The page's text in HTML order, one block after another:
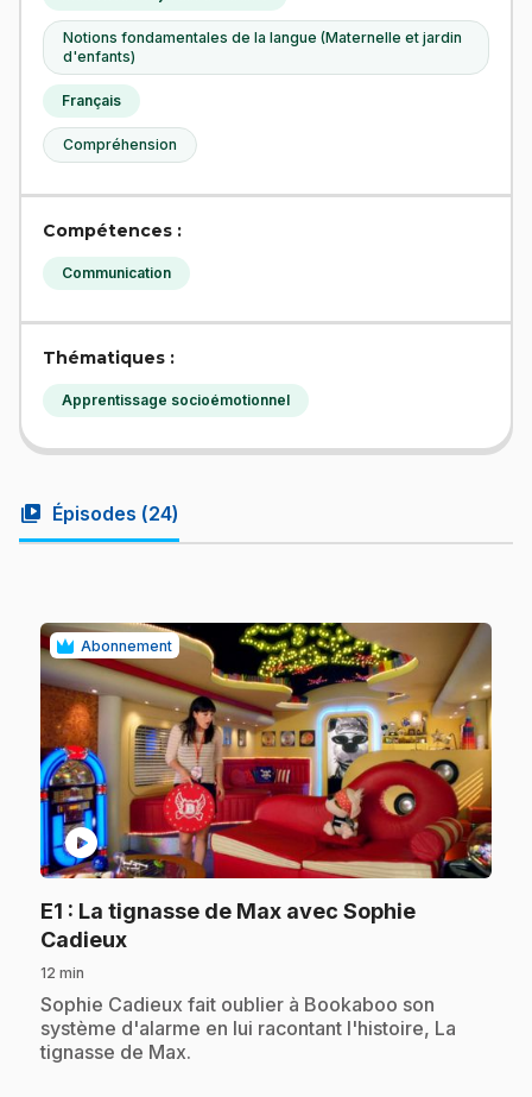
Notions fondamentales de la langue (Maternelle et jardin
d'enfants)
Français
Compréhension
Compétences :
Communication
Thématiques :
Apprentissage socioémotionnel
video_library Épisodes (24)
Abonnement
play_circle
E1 : La tignasse de Max avec Sophie
Cadieux.
12 min
.Sophie Cadieux fait oublier à Bookaboo son
système d'alarme en lui racontant l'histoire, La
tignasse de Max.